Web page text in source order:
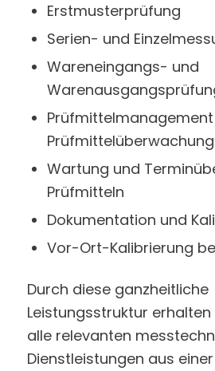
Erstmusterprüfung
Serien- und
Wareneingangs- und
Prüfmittelüberwachung
Wartung und
Prüfmitteln
Dokumentation und
Vor-Ort-Kalibrierung
Durch diese ganzheitliche
Leistungsstruktur erhalten
alle relevanten
Dienstleistungen aus